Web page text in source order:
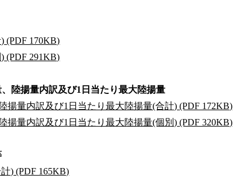
(PDF 170KB)
(PDF 291KB)
、陸揚量内訳及び1日当たり最大陸揚量
揚量内訳及び1日当たり最大陸揚量(合計) (PDF 172KB)
揚量内訳及び1日当たり最大陸揚量(個別) (PDF 320KB)
) (PDF 165KB)